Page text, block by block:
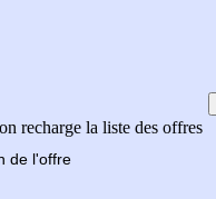
recharge la liste des offres
de l'offre